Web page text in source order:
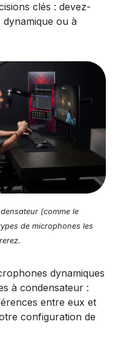
clés : devez-
ou à
(comme le
de microphones les
dynamiques
à condensateur :
entre eux et
configuration de